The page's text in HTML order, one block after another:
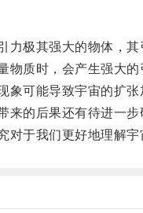
极其强大的物体，其
质时，会产生强大的
可能导致宇宙的扩张
的后果还有待进一步
于我们更好地理解宇